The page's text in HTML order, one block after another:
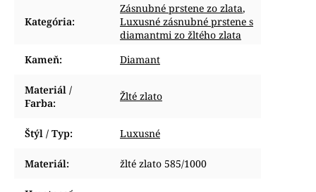
Kategória:
Zásnubné prstene zo zlata,
Luxusné zásnubné prstene s
diamantmi zo žltého zlata
Kameň: Diamant
Materiál /
Farba:
Žlté zlato
Štýl / Typ: Luxusné
Materiál: žlté zlato 585/1000